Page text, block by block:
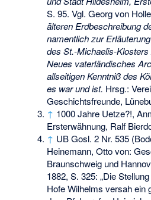
S. 95. Vgl. Georg von
älteren Erdbeschreibung
namentlich zur
des St.-Michaelis-
Neues vaterländisches
allseitigen Kenntniß des
es war und ist. Hrsg.:
Geschichtsfreunde,
↑ 1000 Jahre Uetze?!,
Ersterwähnung, Ralf
↑ UB Gosl. 2 Nr. 535
Heinemann, Otto von:
Braunschweig und
1882, S. 325: „Die
Hofe Wilhelms versah ein